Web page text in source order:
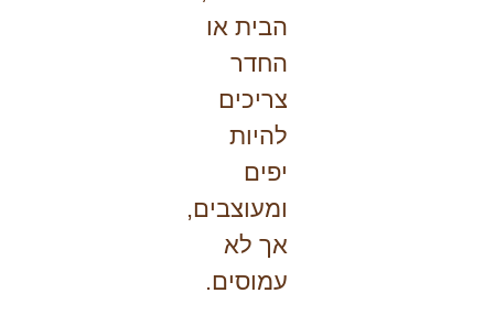
הבית או
החדר
צריכים
להיות
יפים
ומעוצבים,
אך לא
עמוסים.